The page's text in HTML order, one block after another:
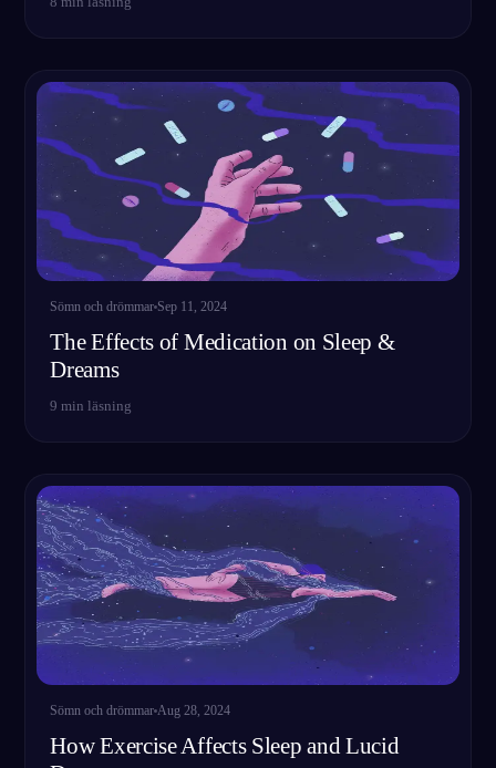
Sömn och drömmar Sep 11, 2024
The Effects of Medication on Sleep &
Dreams
9 min läsning
Sömn och drömmar Aug 28, 2024
How Exercise Affects Sleep and Lucid